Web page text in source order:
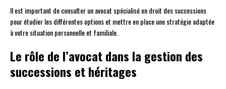
Il est important de consulter un avocat spécialisé en droit des successions
pour étudier les différentes options et mettre en place une stratégie adaptée
à votre situation personnelle et familiale.
Le rôle de l’avocat dans la gestion des
successions et héritages